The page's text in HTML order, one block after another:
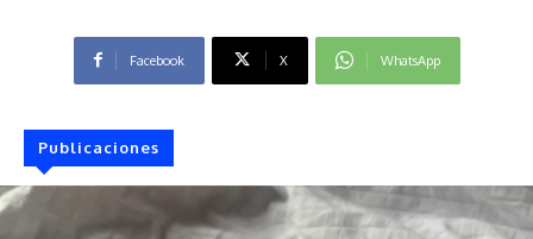
Facebook X WhatsApp
Publicaciones